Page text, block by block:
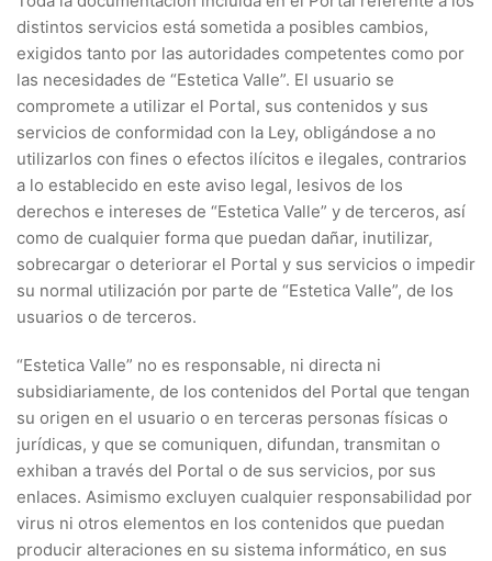
distintos servicios está sometida a posibles cambios,
exigidos tanto por las autoridades competentes como por
las necesidades de “Estetica Valle”. El usuario se
compromete a utilizar el Portal, sus contenidos y sus
servicios de conformidad con la Ley, obligándose a no
utilizarlos con fines o efectos ilícitos e ilegales, contrarios
a lo establecido en este aviso legal, lesivos de los
derechos e intereses de “Estetica Valle” y de terceros, así
como de cualquier forma que puedan dañar, inutilizar,
sobrecargar o deteriorar el Portal y sus servicios o impedir
su normal utilización por parte de “Estetica Valle”, de los
usuarios o de terceros.
“Estetica Valle” no es responsable, ni directa ni
subsidiariamente, de los contenidos del Portal que tengan
su origen en el usuario o en terceras personas físicas o
jurídicas, y que se comuniquen, difundan, transmitan o
exhiban a través del Portal o de sus servicios, por sus
enlaces. Asimismo excluyen cualquier responsabilidad por
virus ni otros elementos en los contenidos que puedan
producir alteraciones en su sistema informático, en sus